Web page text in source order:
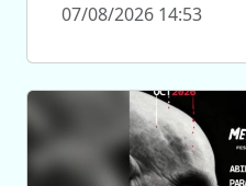
07/08/2026 14:53